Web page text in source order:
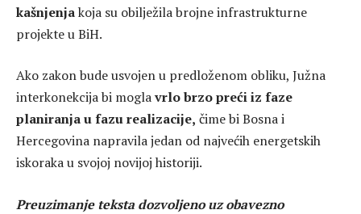
kašnjenjakoja su obilježila brojne infrastrukturne
projekte u BiH.
Ako zakon bude usvojen u predloženom obliku, Južna
interkonekcija bi moglavrlo brzo preći iz faze
planiranja u fazu realizacije, čime bi Bosna i
Hercegovina napravila jedan od najvećih energetskih
iskoraka u svojoj novijoj historiji.
Preuzimanje teksta dozvoljeno uz obavezno